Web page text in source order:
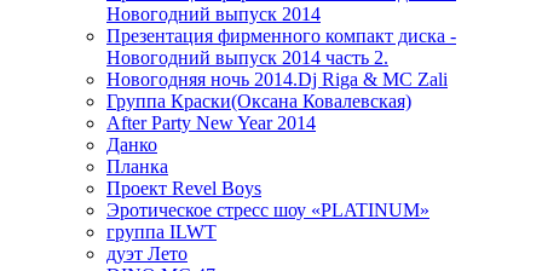
Новогодний выпуск 2014
Презентация фирменного компакт диска -
Новогодний выпуск 2014 часть 2.
Новогодняя ночь 2014.Dj Riga & MC Zali
Группа Краски(Оксана Ковалевская)
After Party New Year 2014
Данко
Планка
Проект Revel Boys
Эротическое стресс шоу «PLATINUM»
группа ILWT
дуэт Лето